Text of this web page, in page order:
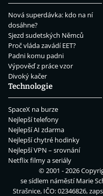
Nová superdávka: kdo na ní
dosáhne?
Sjezd sudetských Němců
Proč vláda zavádí EET?
Padni komu padni
Výpověď z práce vzor
Divoký kačer
Technologie
SpaceX na burze
Nejlepší telefony
Nejlepší AI zdarma
Nejlepší chytré hodinky
Nejlepší VPN – srovnání
Netflix filmy a seriály
© 2001 - 2026
se sídlem náměstí Marie
Strašnice, IČO: 02346826,